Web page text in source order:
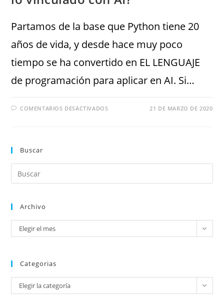
Partamos de la base que Python tiene 20
años de vida, y desde hace muy poco
tiempo se ha convertido en EL LENGUAJE
de programación para aplicar en AI. Si…
COMENTARIOS DESACTIVADOS 21 DE MARZO DE 2020
Buscar
Archivo
Elegir el mes
Categorias
Elegir la categoría